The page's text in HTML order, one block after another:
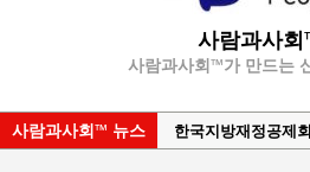
사람과사
사람과사회™가 만드는
사람과사회™ 뉴스
한국지방재정공제